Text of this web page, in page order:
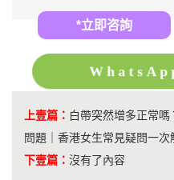
*立即咨詢
上壹篇： 白帶突然增多正常
問題｜香港女生常見疑問一次
下壹篇： 沒有了內容